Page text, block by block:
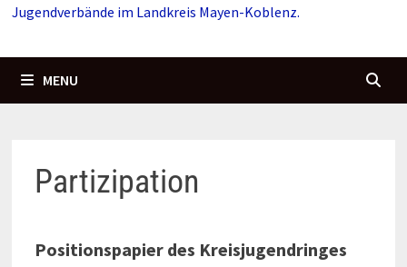
Jugendverbände im Landkreis Mayen-Koblenz.
MENU
Partizipation
Positionspapier des Kreisjugendringes